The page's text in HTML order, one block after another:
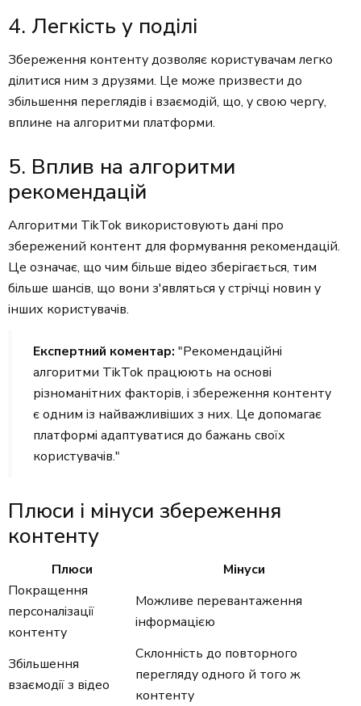
4. Легкість у поділі
Збереження контенту дозволяє користувачам легко
ділитися ним з друзями. Це може призвести до
збільшення переглядів і взаємодій, що, у свою чергу,
вплине на алгоритми платформи.
5. Вплив на алгоритми
рекомендацій
Алгоритми TikTok використовують дані про
збережений контент для формування рекомендацій.
Це означає, що чим більше відео зберігається, тим
більше шансів, що вони з'являться у стрічці новин у
інших користувачів.
Експертний коментар: "Рекомендаційні
алгоритми TikTok працюють на основі
різноманітних факторів, і збереження контенту
є одним із найважливіших з них. Це допомагає
платформі адаптуватися до бажань своїх
користувачів."
Плюси і мінуси збереження
контенту
Плюси
Мінуси
Покращення
персоналізації
контенту
Можливе перевантаження
інформацією
Збільшення
взаємодії з відео
Склонність до повторного
перегляду одного й того ж
контенту